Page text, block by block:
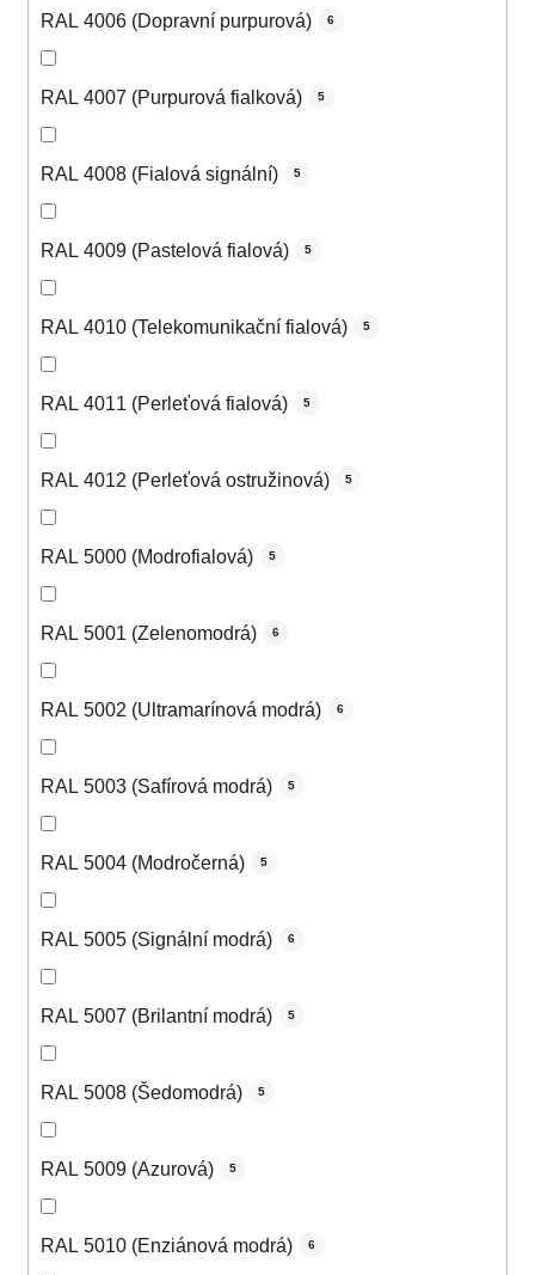
RAL 4006 (Dopravní purpurová) 6
RAL 4007 (Purpurová fialková) 5
RAL 4008 (Fialová signální) 5
RAL 4009 (Pastelová fialová) 5
RAL 4010 (Telekomunikační fialová) 5
RAL 4011 (Perleťová fialová) 5
RAL 4012 (Perleťová ostružinová) 5
RAL 5000 (Modrofialová) 5
RAL 5001 (Zelenomodrá) 6
RAL 5002 (Ultramarínová modrá) 6
RAL 5003 (Safírová modrá) 5
RAL 5004 (Modročerná) 5
RAL 5005 (Signální modrá) 6
RAL 5007 (Brilantní modrá) 5
RAL 5008 (Šedomodrá) 5
RAL 5009 (Azurová) 5
RAL 5010 (Enziánová modrá) 6